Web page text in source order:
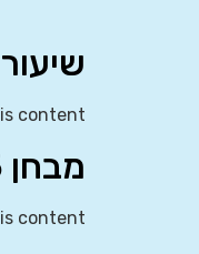
content
מבחן 5
content